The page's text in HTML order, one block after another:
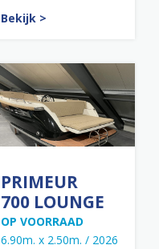
Bekijk >
PRIMEUR
700 LOUNGE
OP VOORRAAD
6.90m. x 2.50m. / 2026